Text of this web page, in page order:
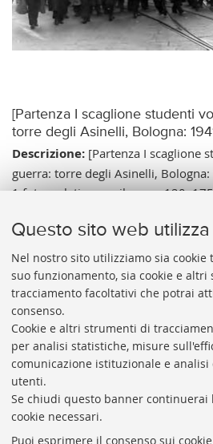
Questo sito web
Nel nostro sito utilizziamo sia cookie
suo funzionamento, sia cookie e
tracciamento facoltativi che potrai
consenso.
Cookie e altri strumenti di
per analisi statistiche, misure
comunicazione istituzionale e
utenti.
Se chiudi questo banner continuerai
cookie necessari.
Puoi esprimere il consenso sui
[Partenza I scaglione studenti
torre degli Asinelli, Bologna:
Descrizione:[Partenza I scaglione
guerra: torre degli Asinelli,
1 foto: gelatina a sviluppo ;
Tit. ricavato da indicazione
sezione, il Memoriale di gabinetto
quell'anno la partenza di due
a dicembre. - Data di esec. relativa
Vai al catalogo: https://
idopac=UBO2944419